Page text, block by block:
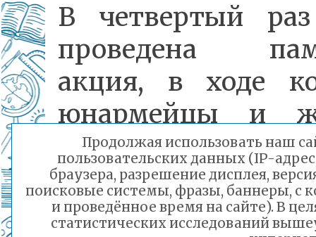
В четвертый
проведена
акция, в ходе
юнармейцы и
Читы почтили
погибших в
Отечественной
Продолжая использовать наш
пользовательских данных (IP-
браузера, разрешение дисплея,
поисковые системы, фразы, баннеры, с
и проведённое время на сайте). В
статистических исследований